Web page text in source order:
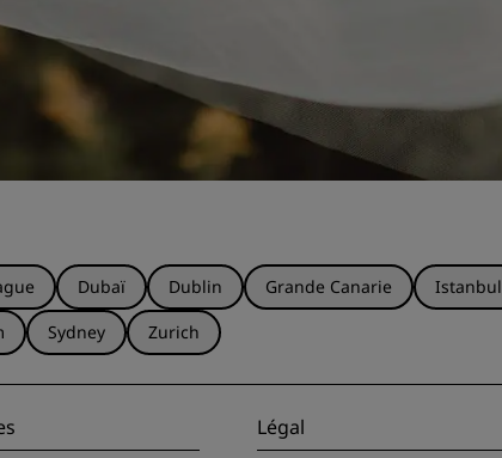
Dubaï Dublin Grande Canarie Istanbul
Sydney Zurich
Légal